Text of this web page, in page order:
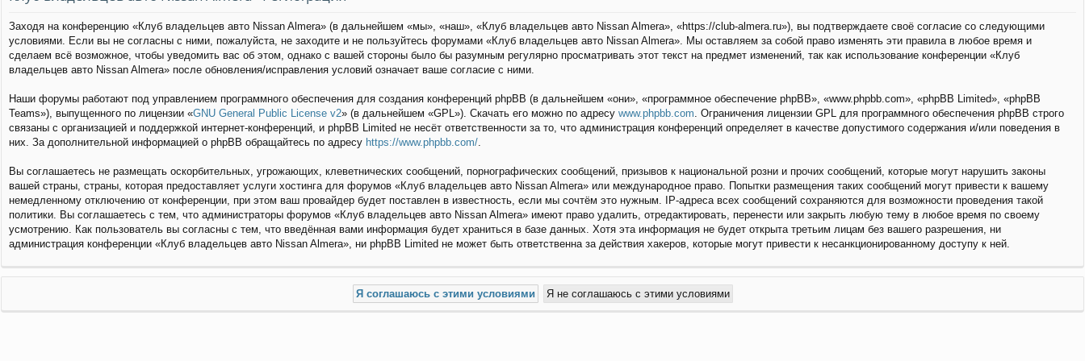
Заходя на конференцию «Клуб владельцев авто Nissan Almera» (в дальнейшем «мы», «наш», «Клуб владельцев авто Nissan Almera», «https://club-almera.ru»), вы подтверждаете своё согласие со следующими
условиями. Если вы не согласны с ними, пожалуйста, не заходите и не пользуйтесь форумами «Клуб владельцев авто Nissan Almera». Мы оставляем за собой право изменять эти правила в любое время и
сделаем всё возможное, чтобы уведомить вас об этом, однако с вашей стороны было бы разумным регулярно просматривать этот текст на предмет изменений, так как использование конференции «Клуб
владельцев авто Nissan Almera» после обновления/исправления условий означает ваше согласие с ними.
Наши форумы работают под управлением программного обеспечения для создания конференций phpBB (в дальнейшем «они», «программное обеспечение phpBB», «www.phpbb.com», «phpBB Limited», «phpBB
Teams»), выпущенного по лицензии «GNU General Public License v2» (в дальнейшем «GPL»). Скачать его можно по адресу www.phpbb.com. Ограничения лицензии GPL для программного обеспечения phpBB строго
связаны с организацией и поддержкой интернет-конференций, и phpBB Limited не несёт ответственности за то, что администрация конференций определяет в качестве допустимого содержания и/или поведения в
них. За дополнительной информацией о phpBB обращайтесь по адресу https://www.phpbb.com/.
Вы соглашаетесь не размещать оскорбительных, угрожающих, клеветнических сообщений, порнографических сообщений, призывов к национальной розни и прочих сообщений, которые могут нарушить законы
вашей страны, страны, которая предоставляет услуги хостинга для форумов «Клуб владельцев авто Nissan Almera» или международное право. Попытки размещения таких сообщений могут привести к вашему
немедленному отключению от конференции, при этом ваш провайдер будет поставлен в известность, если мы сочтём это нужным. IP-адреса всех сообщений сохраняются для возможности проведения такой
политики. Вы соглашаетесь с тем, что администраторы форумов «Клуб владельцев авто Nissan Almera» имеют право удалить, отредактировать, перенести или закрыть любую тему в любое время по своему
усмотрению. Как пользователь вы согласны с тем, что введённая вами информация будет храниться в базе данных. Хотя эта информация не будет открыта третьим лицам без вашего разрешения, ни
администрация конференции «Клуб владельцев авто Nissan Almera», ни phpBB Limited не может быть ответственна за действия хакеров, которые могут привести к несанкционированному доступу к ней.